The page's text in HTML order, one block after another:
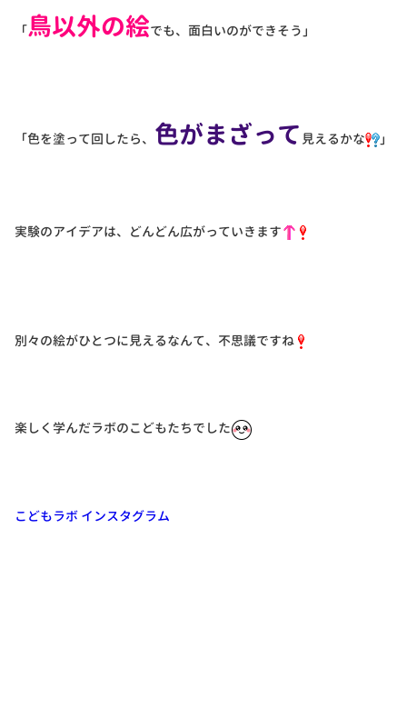
「鳥以外の絵でも、面白いのができそう」
「色を塗って回したら、 色がまざって 見えるかな 」
実験のアイデアは、どんどん広がっていきます
別々の絵がひとつに見えるなんて、不思議ですね
楽しく学んだラボのこどもたちでした
こどもラボ インスタグラム